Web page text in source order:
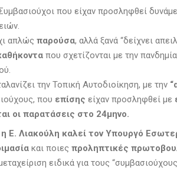
που είχαν προσληφθεί
απλώς παρούσα, αλλά ξανά “δείχνει
που σχετίζονται με την
την Τοπική Αυτοδιοίκηση, με την
που επίσης είχαν προσληφθεί με
οι παρατάσεις στο 24μηνο.
η Ε. Λιακούλη καλεί τον Υπουργό
και ποιες προληπτικές
ειδικά για τους